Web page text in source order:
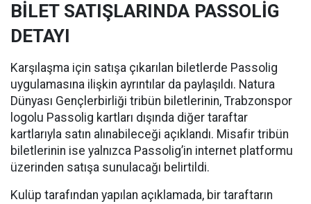
BİLET SATIŞLARINDA PASSOLİG
DETAYI
Karşılaşma için satışa çıkarılan biletlerde Passolig
uygulamasına ilişkin ayrıntılar da paylaşıldı. Natura
Dünyası Gençlerbirliği tribün biletlerinin, Trabzonspor
logolu Passolig kartları dışında diğer taraftar
kartlarıyla satın alınabileceği açıklandı. Misafir tribün
biletlerinin ise yalnızca Passolig’in internet platformu
üzerinden satışa sunulacağı belirtildi.
Kulüp tarafından yapılan açıklamada, bir taraftarın